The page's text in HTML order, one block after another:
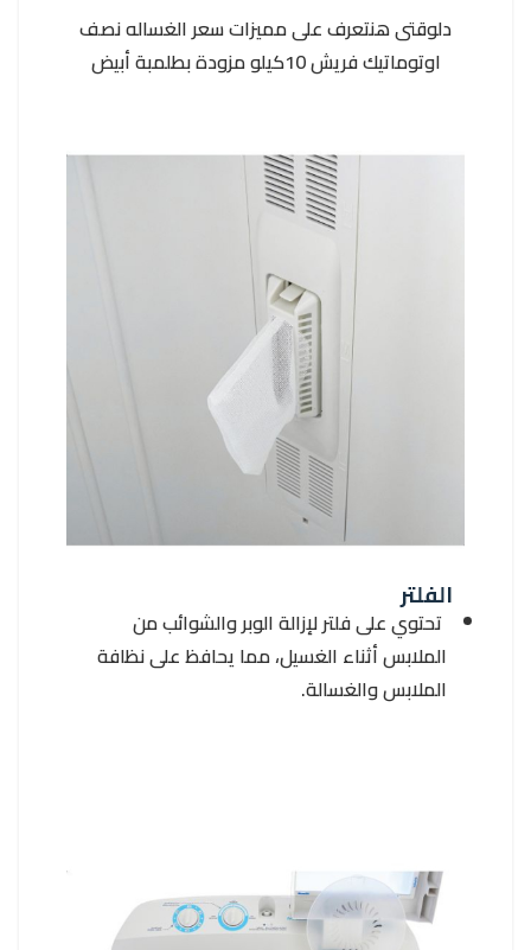
دلوقتى هنتعرف على مميزات سعر الغساله نصف
اوتوماتيك فريش 10كيلو مزودة بطلمبة أبيض
الفلتر
تحتوي على فلتر لإزالة الوبر والشوائب من
الملابس أثناء الغسيل، مما يحافظ على نظافة
الملابس والغسالة.